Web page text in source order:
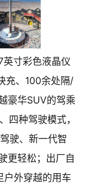
寸彩色液晶仪
充、100余处隔/
豪华SUV的驾乘
四种驾驶模式，
驶、新一代智
更轻松；出厂自
户外穿越的用车